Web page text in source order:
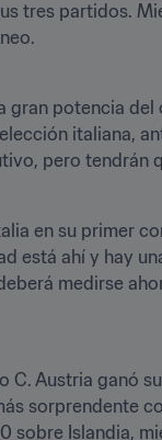
tres partidos.
potencia del
italiana,
pero tendrán
en su primer
está ahí y hay
medirse
C. Austria ganó
sorprendente
Islandia,